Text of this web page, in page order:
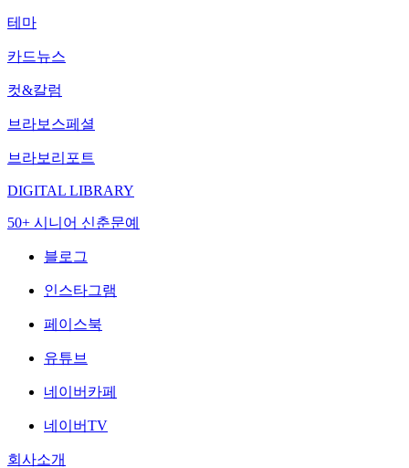
테마
카드뉴스
컷&칼럼
브라보스페셜
브라보리포트
DIGITAL LIBRARY
50+ 시니어 신춘문예
블로그
인스타그램
페이스북
유튜브
네이버카페
네이버TV
회사소개